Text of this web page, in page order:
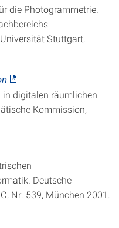
die Photogrammetrie.
Stuttgart,
digitalen räumlichen
Kommission,
Deutsche
Nr. 539, München 2001.